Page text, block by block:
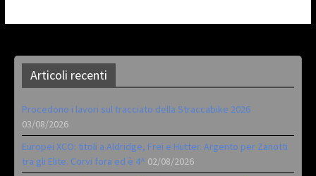
Articoli recenti
Procedono i lavori sul tracciato della Straccabike 2026
03/08/2026
Europei XCO: titoli a Aldridge, Frei e Hutter. Argento per Zanotti
tra gli Elite. Corvi fora ed è 4^ 02/08/2026